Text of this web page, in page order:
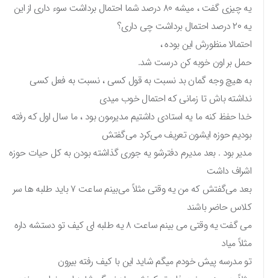
یه چیزی گفت ، میشه ۸۰ درصد شما احتمال برداشت سوء داری از این
یه ۲۰ درصد احتمال برداشت چی داری؟
احتمالا منظورش این بوده ،
حمل بر اون خوبه کن درست شد.
به هیچ وجه گمان بد نسبت به قول کسی ، نسبت به فعل کسی
نداشته باش تا زمانی که احتمال خوب میدی
خدا حفظ کنه ما یه استادی داشتیم مدیرمون بود ، ما سال اول که رفته
بودیم حوزه ایشون تعریف می‌کرد می‌گفتش
مدیر بود . بعد مدیرم دفترشو یه جوری گذاشته بودن به کل حیات حوزه
اشراف داشت
بعد می‌گفتش که من یه وقتی مثلاً می‌بینم ساعت ۷ باید طلبه ها سر
کلاس حاضر باشند
می گفت یه وقتی می بینم ساعت ۸ یه طلبه ای کیف تو دستشه داره
مثلاً میاد
تو مدرسه پیش خودم میگم شاید این با کیف رفته بیرون